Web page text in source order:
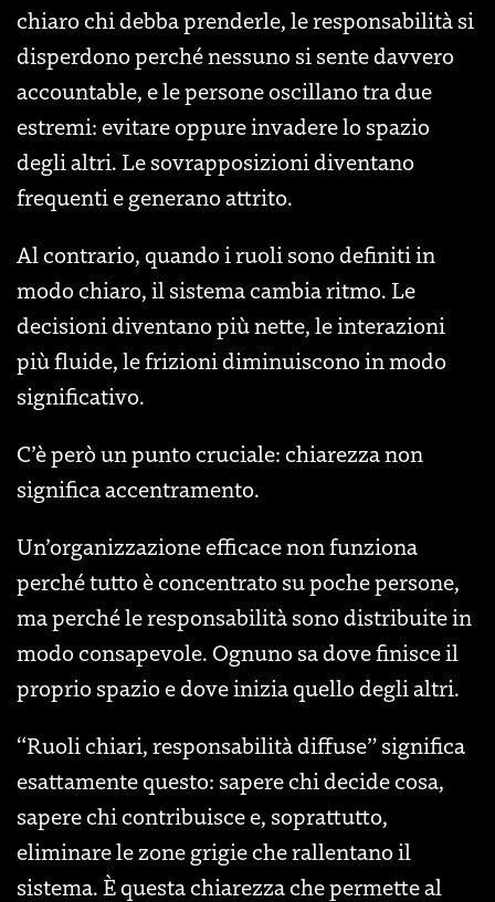
chiaro chi debba prenderle, le responsabilità si
disperdono perché nessuno si sente davvero
accountable, e le persone oscillano tra due
estremi: evitare oppure invadere lo spazio
degli altri. Le sovrapposizioni diventano
frequenti e generano attrito.
Al contrario, quando i ruoli sono definiti in
modo chiaro, il sistema cambia ritmo. Le
decisioni diventano più nette, le interazioni
più fluide, le frizioni diminuiscono in modo
significativo.
C’è però un punto cruciale: chiarezza non
significa accentramento.
Un’organizzazione efficace non funziona
perché tutto è concentrato su poche persone,
ma perché le responsabilità sono distribuite in
modo consapevole. Ognuno sa dove finisce il
proprio spazio e dove inizia quello degli altri.
“Ruoli chiari, responsabilità diffuse” significa
esattamente questo: sapere chi decide cosa,
sapere chi contribuisce e, soprattutto,
eliminare le zone grigie che rallentano il
sistema. È questa chiarezza che permette al